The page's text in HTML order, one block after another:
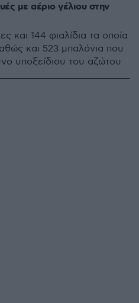
με αέριο γέλιου στην
και 144 φιαλίδια τα οποία
και 523 μπαλόνια που
υποξείδιου του αζώτου